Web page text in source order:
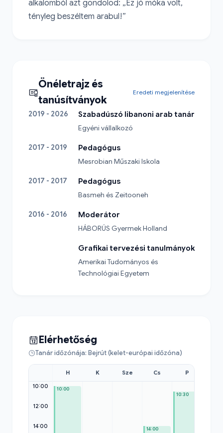
alkalomból azt gondolod: „Ez jó móka volt,
tényleg beszéltem arabul!”
Önéletrajz és
tanúsítványok
Eredeti megjelenítése
2019 - 2026
Szabadúszó libanoni arab tanár
Egyéni vállalkozó
2017 - 2019
Pedagógus
Mesrobian Műszaki Iskola
2017 - 2017
Pedagógus
Basmeh és Zeitooneh
2016 - 2016
Moderátor
HÁBORÚS Gyermek Holland
Grafikai tervezési tanulmányok
Amerikai Tudományos és
Technológiai Egyetem
Elérhetőség
Tanár időzónája: Bejrút (kelet-európai időzóna)
10:00
12:00
14:00
H
10:00
K Sze Cs
14:00
P
10:30